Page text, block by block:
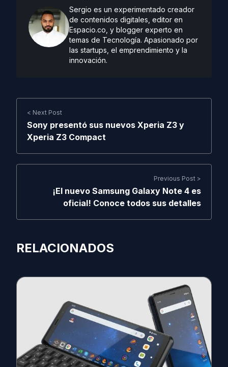
Sergio es un experimentado creador
de contenidos digitales, editor en
Espacio.co, y blogger experto en
temas de Tecnología. Apasionado por
las startups, el emprendimiento y la
innovación.
< Next Post
Sony presentó sus nuevos Xperia Z3 y
Xperia Z3 Compact
Previous Post >
¡El nuevo Samsung Galaxy Note 4 es
oficial! Conoce todos sus detalles
RELACIONADOS